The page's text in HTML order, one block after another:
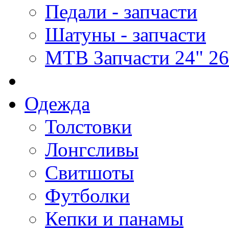
Педали - запчасти
Шатуны - запчасти
MTB Запчасти 24"
Одежда
Толстовки
Лонгсливы
Свитшоты
Футболки
Кепки и панамы